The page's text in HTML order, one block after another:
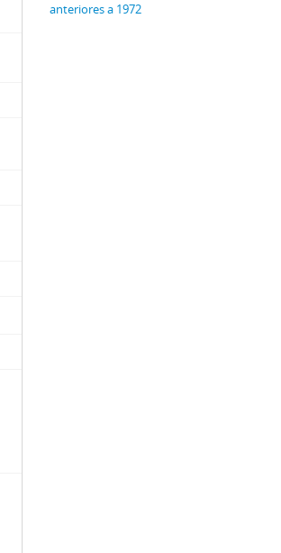
anteriores a 1972